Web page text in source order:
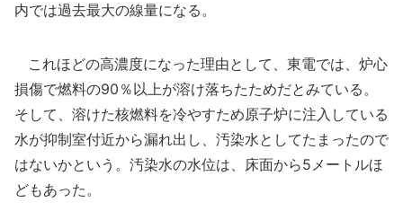
内では過去最大の線量になる。
これほどの高濃度になった理由として、東電では、炉心
損傷で燃料の90％以上が溶け落ちたためだとみている。
そして、溶けた核燃料を冷やすため原子炉に注入している
水が抑制室付近から漏れ出し、汚染水としてたまったので
はないかという。汚染水の水位は、床面から5メートルほ
どもあった。